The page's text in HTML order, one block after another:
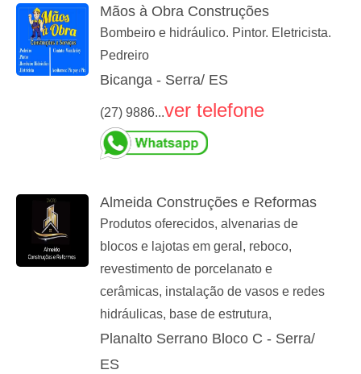
Mãos à Obra Construções
Bombeiro e hidráulico. Pintor. Eletricista.
Pedreiro
Bicanga - Serra/ ES
(27) 9886...ver telefone
Almeida Construções e Reformas
Produtos oferecidos, alvenarias de
blocos e lajotas em geral, reboco,
revestimento de porcelanato e
cerâmicas, instalação de vasos e redes
hidráulicas, base de estrutura,
Planalto Serrano Bloco C - Serra/
ES